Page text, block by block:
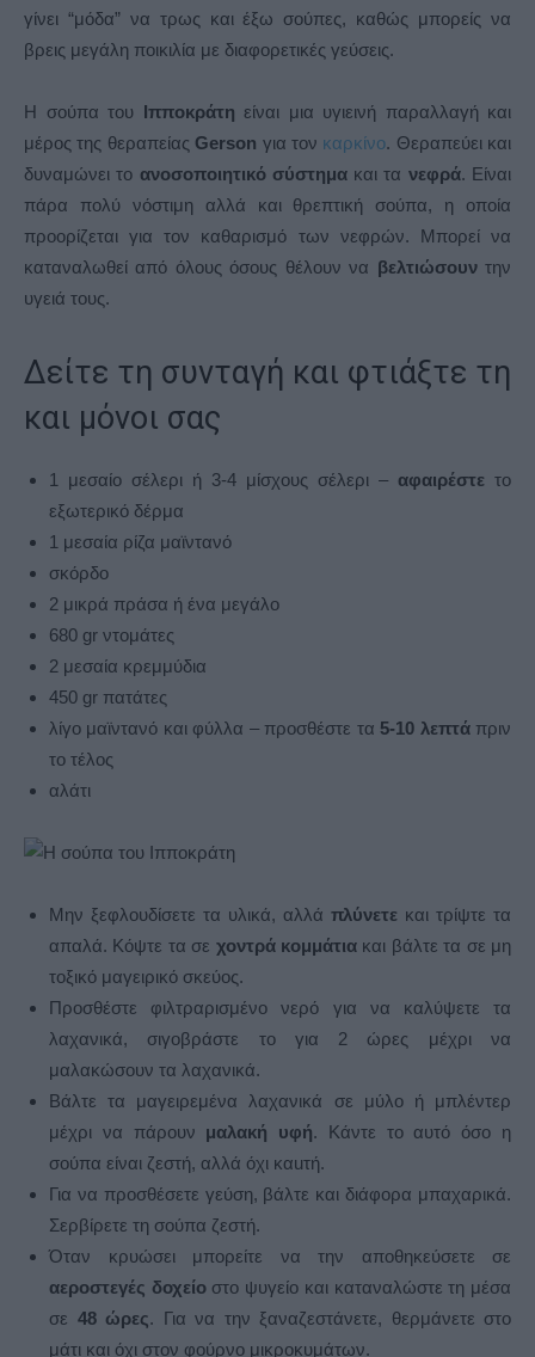
γίνει “μόδα” να τρως και έξω σούπες, καθώς μπορείς να
βρεις μεγάλη ποικιλία με διαφορετικές γεύσεις.
Η σούπα του Ιπποκράτη είναι μια υγιεινή παραλλαγή και
μέρος της θεραπείας Gerson για τον καρκίνο. Θεραπεύει και
δυναμώνει το ανοσοποιητικό σύστημακαι τα νεφρά. Είναι
πάρα πολύ νόστιμη αλλά και θρεπτική σούπα, η οποία
προορίζεται για τον καθαρισμό των νεφρών. Μπορεί να
καταναλωθεί από όλους όσους θέλουν να βελτιώσουντην
υγειά τους.
Δείτε τη συνταγή και φτιάξτε τη
και μόνοι σας
1 μεσαίο σέλερι ή 3-4 μίσχους σέλερι – αφαιρέστε το
εξωτερικό δέρμα
1 μεσαία ρίζα μαϊντανό
σκόρδο
2 μικρά πράσα ή ένα μεγάλο
680 gr ντομάτες
2 μεσαία κρεμμύδια
450 gr πατάτες
λίγο μαϊντανό και φύλλα – προσθέστε τα 5-10 λεπτάπριν
το τέλος
αλάτι
Μην ξεφλουδίσετε τα υλικά, αλλά πλύνετε και τρίψτε τα
απαλά. Κόψτε τα σε χοντρά κομμάτια και βάλτε τα σε μη
τοξικό μαγειρικό σκεύος.
Προσθέστε φιλτραρισμένο νερό για να καλύψετε τα
λαχανικά, σιγοβράστε το για 2 ώρες μέχρι να
μαλακώσουν τα λαχανικά.
Βάλτε τα μαγειρεμένα λαχανικά σε μύλο ή μπλέντερ
μέχρι να πάρουν μαλακή υφή. Κάντε το αυτό όσο η
σούπα είναι ζεστή, αλλά όχι καuτή.
Για να προσθέσετε γεύση, βάλτε και διάφορα μπαχαρικά.
Σερβίρετε τη σούπα ζεστή.
Όταν κρυώσει μπορείτε να την αποθηκεύσετε σε
αεροστεγές δοχείοστο ψυγείο και καταναλώστε τη μέσα
σε 48 ώρες. Για να την ξαναζεστάνετε, θερμάνετε στο
μάτι και όχι στον φούρνο μικροκυμάτων.